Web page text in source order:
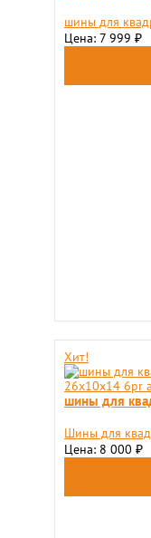
шины для
Цена: 7 999 ₽
Хит!
шины для
Шины для
Цена: 8 000 ₽